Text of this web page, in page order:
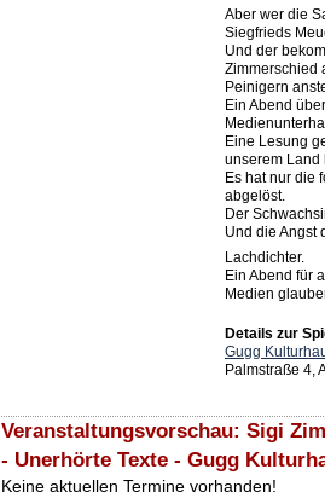
Aber wer die
Siegfrieds
Und der
Zimmerschied
Peinigern
Ein Abend
Eine Lesung
unserem Land
Es hat nur die
abgelöst.
Der
Und die Angst
Lachdichter.
Ein Abend für
Medien
Details zur
Gugg
Palmstraße 4,
Veranstaltungsvorschau: Sigi
- Unerhörte Texte - Gugg
Keine aktuellen Termine vorhanden!